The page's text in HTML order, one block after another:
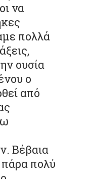
να
πολλά
ουσία
ο
από
Βέβαια
πολύ